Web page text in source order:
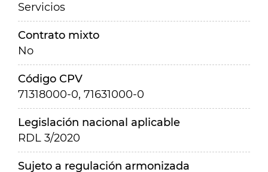
Servicios
Contrato mixto
No
Código CPV
71318000-0, 71631000-0
Legislación nacional aplicable
RDL 3/2020
Sujeto a regulación armonizada